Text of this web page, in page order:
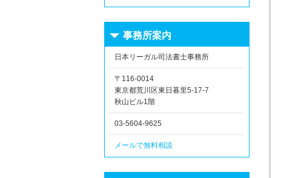
事務所案内
日本リーガル司法書士事務所
〒116-0014
東京都荒川区東日暮里5-17-7
秋山ビル1階
03-5604-9625
メールで無料相談